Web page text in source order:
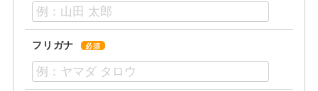
フリガナ 必須